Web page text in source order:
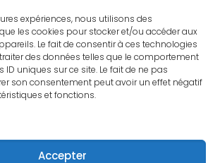
expériences, nous utilisons des
les cookies pour stocker et/ou accéder aux
Le fait de consentir à ces technologies
des données telles que le comportement
uniques sur ce site. Le fait de ne pas
son consentement peut avoir un effet négatif
et fonctions.
Accepter